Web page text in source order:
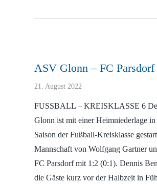
ASV Glonn – FC Parsdorf
21. August 2022
FUSSBALL – KREISKLASSE 6
Glonn ist mit einer Heimniederlage in
Saison der Fußball-Kreisklasse
Mannschaft von Wolfgang Gartner
FC Parsdorf mit 1:2 (0:1). Dennis
die Gäste kurz vor der Halbzeit in